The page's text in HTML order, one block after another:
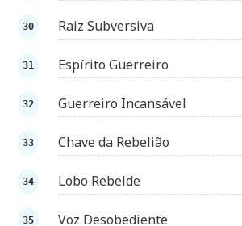
Raiz Subversiva
Espírito Guerreiro
Guerreiro Incansável
Chave da Rebelião
Lobo Rebelde
Voz Desobediente